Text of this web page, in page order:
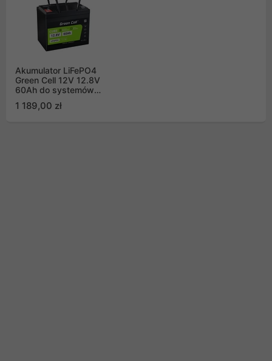
Akumulator LiFePO4
Green Cell 12V 12.8V
60Ah do systemów
kamperów i łódek
1 189,00 zł